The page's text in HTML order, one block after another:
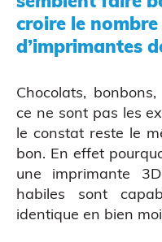
croire le
d’imprimantes
Chocolats,
ce ne sont pas les
le constat reste le
bon. En effet
une imprimante
habiles sont
identique en bien